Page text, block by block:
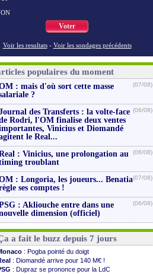
Voter
Voir les resultats - Voir les sondages précédents
populaires du moment
: mais d'où sort cette masse
?
(07/08)
des Transferts : la volte-face
Rodri, l'OM finalise deux ventes
Vinicius et Diomandé
le Real...
(06/08)
: Vinicius, une prolongation au
troublant
(06/08)
: Longoria, les joueurs... Benatia
ses comptes !
(07/08)
: Akliouche entre dans une
dimension (officiel)
(06/08)
a fait le buzz depuis 7 jours
: Pogba pointé du doigt
: Diomandé arrive pour 140 M€ !
: Dupraz se prononce pour la LdC